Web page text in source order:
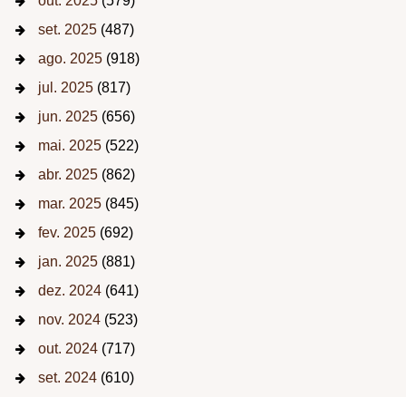
set. 2025 (487)
ago. 2025 (918)
jul. 2025 (817)
jun. 2025 (656)
mai. 2025 (522)
abr. 2025 (862)
mar. 2025 (845)
fev. 2025 (692)
jan. 2025 (881)
dez. 2024 (641)
nov. 2024 (523)
out. 2024 (717)
set. 2024 (610)